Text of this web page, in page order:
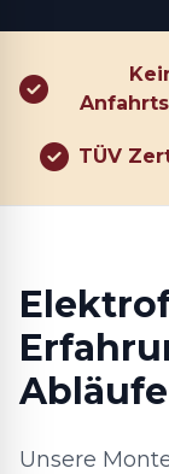
TÜV
Unsere